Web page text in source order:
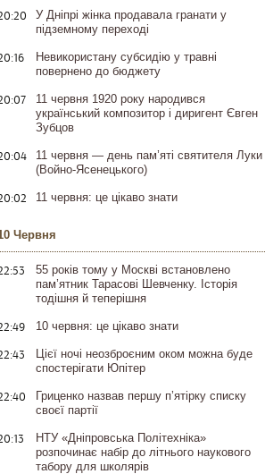
У Дніпрі жінка продавала гранати у
підземному переході
Невикористану субсидію у травні
повернено до бюджету
11 червня 1920 року народився
український композитор і диригент Євген
Зубцов
11 червня — день пам’яті святителя Луки
(Войно-Ясенецького)
11 червня: це цікаво знати
Червня
55 років тому у Москві встановлено
пам’ятник Тарасові Шевченку. Історія
тодішня й теперішня
10 червня: це цікаво знати
Цієї ночі неозброєним оком можна буде
спостерігати Юпітер
Гриценко назвав першу п’ятірку списку
своєї партії
НТУ «Дніпровська Політехніка»
розпочинає набір до літнього наукового
табору для школярів